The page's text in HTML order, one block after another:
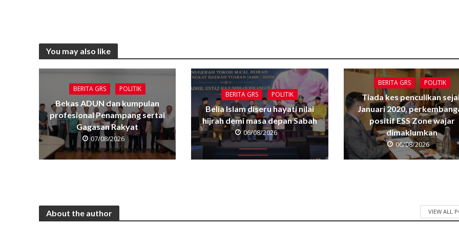
You may also like
BERITA GRS POLITIK
Bekas ADUN dan kumpulan
profesional Penampang sertai
Gagasan Rakyat
07/08/2026
BERITA GRS POLITIK
Belia Islam diseru hayati nilai
hijrah demi masa depan Sabah
06/08/2026
BERITA GRS POLITIK
Tiada kes penculikan
Januari 2020,
positif ESS Zone wajar
dimaklumkan
06/08/2026
About the author VIEW ALL